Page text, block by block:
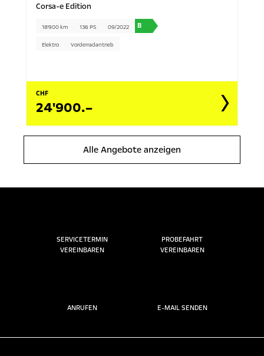
Corsa-e Edition
18'900 km 136 PS 09/2022 B
Elektro Vorderradantrieb
CHF
24'900.–
Alle Angebote anzeigen
SERVICETERMIN
VEREINBAREN
PROBEFAHRT
VEREINBAREN
ANRUFEN E-MAIL SENDEN